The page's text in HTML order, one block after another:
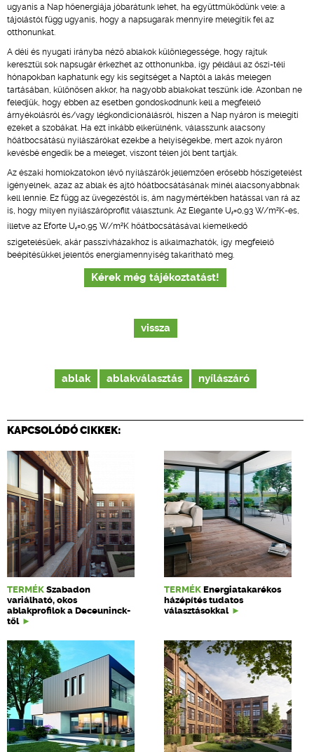
ugyanis a Nap hőenergiája jóbarátunk lehet, ha együttműködünk vele: a
tájolástól függ ugyanis, hogy a napsugarak mennyire melegítik fel az
otthonunkat.
A déli és nyugati irányba néző ablakok különlegessége, hogy rajtuk
keresztül sok napsugár érkezhet az otthonunkba, így például az őszi-téli
hónapokban kaphatunk egy kis segítséget a Naptól a lakás melegen
tartásában, különösen akkor, ha nagyobb ablakokat teszünk ide. Azonban ne
feledjük, hogy ebben az esetben gondoskodnunk kell a megfelelő
árnyékolásról és/vagy légkondicionálásról, hiszen a Nap nyáron is melegíti
ezeket a szobákat. Ha ezt inkább elkerülnénk, válasszunk alacsony
hőátbocsátású nyílászárókat ezekbe a helyiségekbe, mert azok nyáron
kevésbé engedik be a meleget, viszont télen jól bent tartják.
Az északi homlokzatokon lévő nyílászárók jellemzően erősebb hőszigetelést
igényelnek, azaz az ablak és ajtó hőátbocsátásának minél alacsonyabbnak
kell lennie. Ez függ az üvegezéstől is, ám nagymértékben hatással van rá az
is, hogy milyen nyílászáróprofilt választunk. Az Elegante Uf=0,93 W/m²K-es,
illetve az Eforte Uf=0,95 W/m²K hőátbocsátásával kiemelkedő
szigetelésűek, akár passzívházakhoz is alkalmazhatók, így megfelelő
beépítésükkel jelentős energiamennyiség takarítható meg.
Kérek még tájékoztatást!
vissza
ablak ablakválasztás nyílászáró
KAPCSOLÓDÓ CIKKEK:
TERMÉK Szabadon
variálható, okos
ablakprofilok a Deceuninck-
től
TERMÉK Energiatakarékos
házépítés tudatos
választásokkal